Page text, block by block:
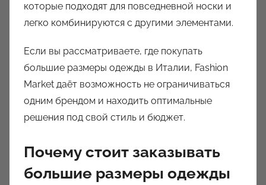
которые подходят для повседневной носки и
легко комбинируются с другими элементами.
Если вы рассматриваете, где покупать
большие размеры одежды в Италии, Fashion
Market даёт возможность не ограничиваться
одним брендом и находить оптимальные
решения под свой стиль и бюджет.
Почему стоит заказывать
большие размеры одежды